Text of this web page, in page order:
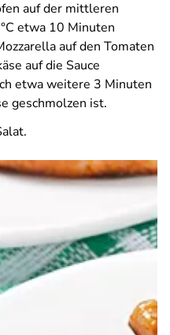
auf der mittleren
etwa 10 Minuten
auf den Tomaten
auf die Sauce
etwa weitere 3 Minuten
geschmolzen ist.